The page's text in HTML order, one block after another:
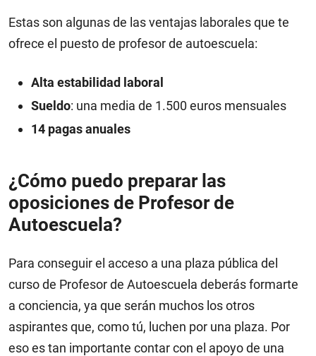
Estas son algunas de las ventajas laborales que te
ofrece el puesto de profesor de autoescuela:
Alta estabilidad laboral
Sueldo: una media de 1.500 euros mensuales
14 pagas anuales
¿Cómo puedo preparar las
oposiciones de Profesor de
Autoescuela?
Para conseguir el acceso a una plaza pública del
curso de Profesor de Autoescuela deberás formarte
a conciencia, ya que serán muchos los otros
aspirantes que, como tú, luchen por una plaza. Por
eso es tan importante contar con el apoyo de una